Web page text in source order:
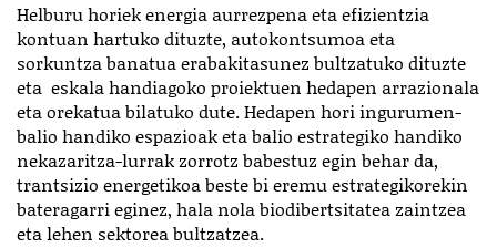
Helburu horiek energia aurrezpena eta efizientzia
kontuan hartuko dituzte, autokontsumoa eta
sorkuntza banatua erabakitasunez bultzatuko dituzte
eta eskala handiagoko proiektuen hedapen arrazionala
eta orekatua bilatuko dute. Hedapen hori ingurumen-
balio handiko espazioak eta balio estrategiko handiko
nekazaritza-lurrak zorrotz babestuz egin behar da,
trantsizio energetikoa beste bi eremu estrategikorekin
bateragarri eginez, hala nola biodibertsitatea zaintzea
eta lehen sektorea bultzatzea.